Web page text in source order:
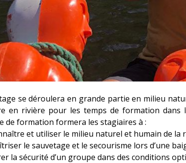
se déroulera en grande partie en milieu
en rivière pour les temps de formation dans
de formation formera les stagiaires à :
et utiliser le milieu naturel et humain de la
le sauvetage et le secourisme lors d’une
la sécurité d’un groupe dans des conditions